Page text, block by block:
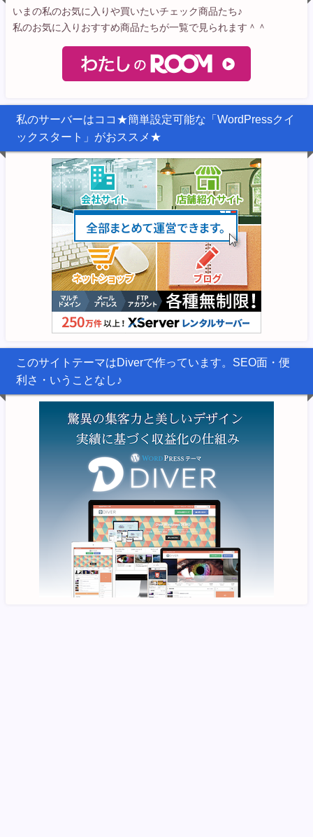
いまの私のお気に入りや買いたいチェック商品たち♪
私のお気に入りおすすめ商品たちが一覧で見られます＾＾
私のサーバーはココ★簡単設定可能な「WordPressクイ
ックスタート」がおススメ★
このサイトテーマはDiverで作っています。SEO面・便
利さ・いうことなし♪